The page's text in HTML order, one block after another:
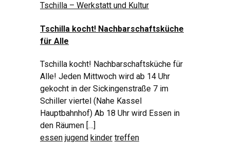
Tschilla – Werkstatt und Kultur
Tschilla kocht! Nachbarschaftsküche
für Alle
Tschilla kocht! Nachbarschaftsküche für
Alle! Jeden Mittwoch wird ab 14 Uhr
gekocht in der Sickingenstraße 7 im
Schiller viertel (Nahe Kassel
Hauptbahnhof) Ab 18 Uhr wird Essen in
den Räumen […]
essen jugend kinder treffen